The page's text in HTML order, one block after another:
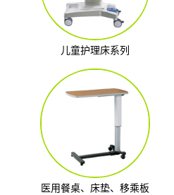
儿童护理床系列
医用餐桌、床垫、移乘板